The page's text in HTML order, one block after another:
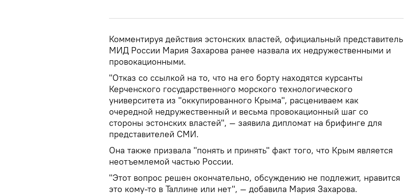
Комментируя действия эстонских властей, официальный представитель
МИД России Мария Захарова ранее назвала их недружественными и
провокационными.
"Отказ со ссылкой на то, что на его борту находятся курсанты
Керченского государственного морского технологического
университета из "оккупированного Крыма", расцениваем как
очередной недружественный и весьма провокационный шаг со
стороны эстонских властей", — заявила дипломат на брифинге для
представителей СМИ.
Она также призвала "понять и принять" факт того, что Крым является
неотъемлемой частью России.
"Этот вопрос решен окончательно, обсуждению не подлежит, нравится
это кому-то в Таллине или нет", — добавила Мария Захарова.